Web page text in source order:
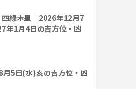
四緑木星｜2026年12月7
年1月4日の吉方位・凶
月5日(水)亥の吉方位・凶